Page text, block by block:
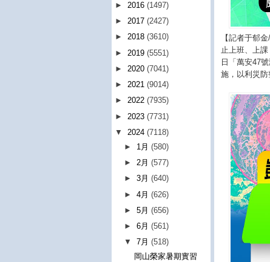
【記者于郁
止上班、上
日「萬安47
施，以利災防
► 2016 (1497)
► 2017 (2427)
► 2018 (3610)
► 2019 (5551)
► 2020 (7041)
► 2021 (9014)
► 2022 (7935)
► 2023 (7731)
▼ 2024 (7118)
► 1月(580)
►2月(577)
►3月(640)
►4月(626)
►5月(656)
►6月(561)
▼7月(518)
岡山榮家暑期實習